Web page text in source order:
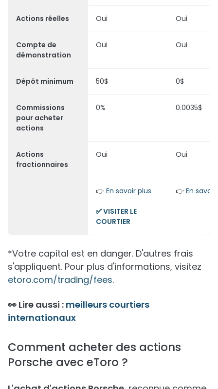
Actions réelles Oui Oui
Compte de
démonstration
Oui Oui
Dépôt minimum 50$ 0$
Commissions
pour acheter
actions
0% 0.0035$
Actions
fractionnaires
Oui Oui
👉 En savoir plus
✅ VISITER LE
COURTIER
👉 En savoir
*Votre capital est en danger. D'autres frais
s'appliquent. Pour plus d'informations, visitez
etoro.com/trading/fees.
👀 Lire aussi : meilleurs courtiers
internationaux
Comment acheter des actions
Porsche avec eToro ?